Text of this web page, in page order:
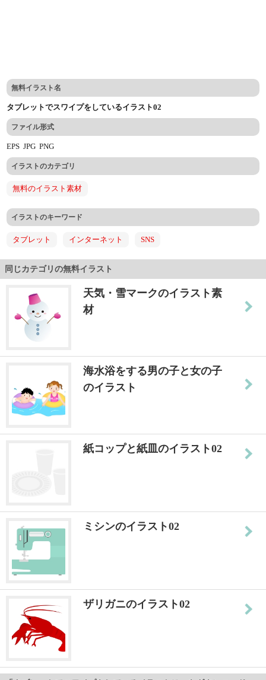
無料イラスト名
タブレットでスワイプをしているイラスト02
ファイル形式
EPSJPGPNG
イラストのカテゴリ
無料のイラスト素材
イラストのキーワード
タブレット インターネット SNS
同じカテゴリの無料イラスト
天気・雪マークのイラスト素
材
海水浴をする男の子と女の子
のイラスト
紙コップと紙皿のイラスト02
ミシンのイラスト02
ザリガニのイラスト02